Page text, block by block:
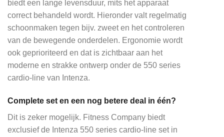
biedt een lange levensduur, mits het apparaat
correct behandeld wordt. Hieronder valt regelmatig
schoonmaken tegen bijv. zweet en het controleren
van de bewegende onderdelen. Ergonomie wordt
ook geprioriteerd en dat is zichtbaar aan het
moderne en strakke ontwerp onder de 550 series
cardio-line van Intenza.
Complete set en een nog betere deal in één?
Dit is zeker mogelijk. Fitness Company biedt
exclusief de Intenza 550 series cardio-line set in